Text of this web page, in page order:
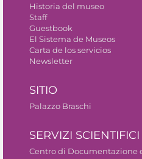
Historia del museo
Staff
Guestbook
El Sistema de Museos
Carta de los servicios
Newsletter
SITIO
Palazzo Braschi
SERVIZI SCIENTIFICI
Centro di Documentazione